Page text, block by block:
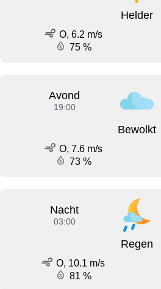
Helder
O, 6.2 m/s
75 %
Avond
19:00
Bewolkt
O, 7.6 m/s
73 %
Nacht
03:00
Regen
O, 10.1 m/s
81 %